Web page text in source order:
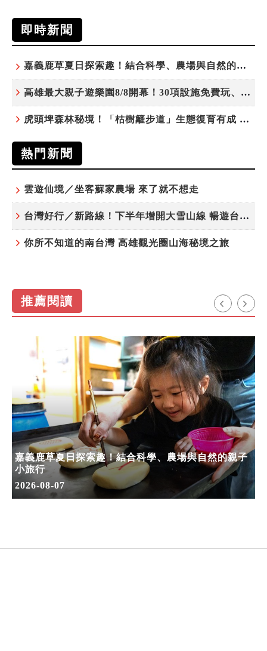
即時新聞
嘉義鹿草夏日探索趣！結合科學、農場與自然的親子小旅行
高雄最大親子遊樂園8/8開幕！30項設施免費玩、YOYO家族嗨翻暑假
虎頭埤森林秘境！「枯樹籬步道」生態復育有成 走進大自然生命教室
熱門新聞
雲遊仙境／坐客蘇家農場 來了就不想走
台灣好行／新路線！下半年增開大雪山線 暢遊台中更便利
你所不知道的南台灣 高雄觀光圈山海秘境之旅
推薦閱讀
嘉義鹿草夏日探索趣！結合科學、農場與自然的親子
小旅行
2026-08-07